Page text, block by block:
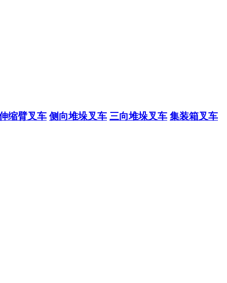
缩臂叉车 侧向堆垛叉车 三向堆垛叉车 集装箱叉车